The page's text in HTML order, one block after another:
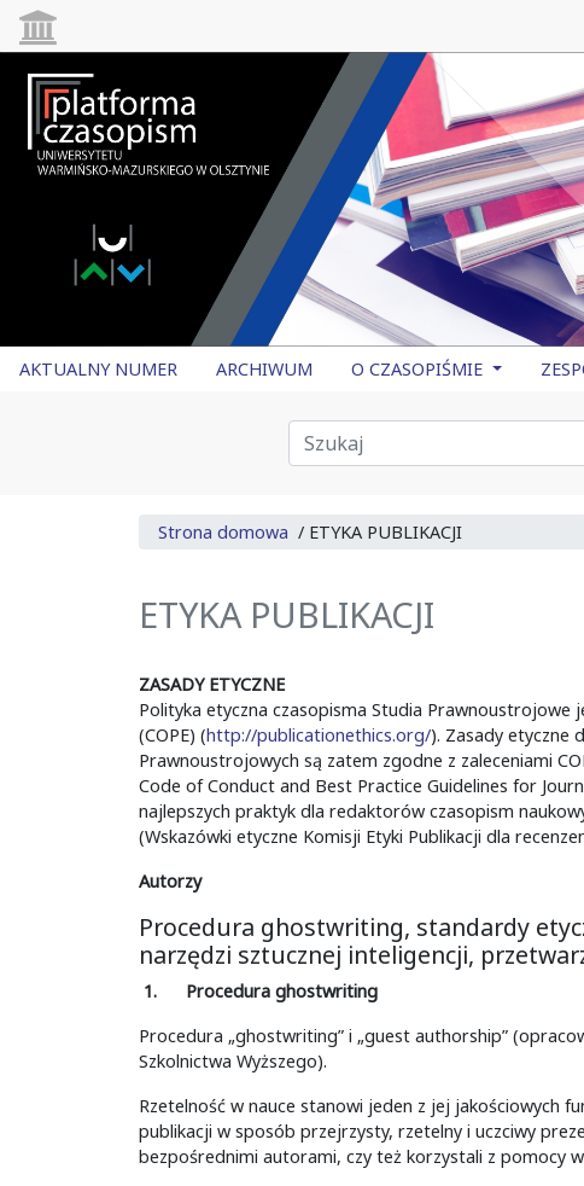
AKTUALNY NUMER ARCHIWUM O CZASOPIŚMIE
Strona domowa / ETYKA PUBLIKACJI
ETYKA PUBLIKACJI
ZASADY ETYCZNE
Polityka etyczna czasopisma Studia Prawnoustrojowe
(COPE) (http://publicationethics.org/). Zasady etyczne
Prawnoustrojowych są zatem zgodne z zaleceniami
Code of Conduct and Best Practice Guidelines for
najlepszych praktyk dla redaktorów czasopism
(Wskazówki etyczne Komisji Etyki Publikacji dla
Autorzy
Procedura ghostwriting, standardy
narzędzi sztucznej inteligencji,
1. Procedura ghostwriting
Procedura „ghostwriting” i „guest authorship”
Szkolnictwa Wyższego).
Rzetelność w nauce stanowi jeden z jej jakościowych
publikacji w sposób przejrzysty, rzetelny i uczciwy
bezpośrednimi autorami, czy też korzystali z pomocy